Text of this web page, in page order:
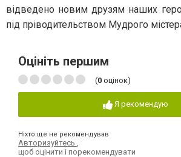
відведено новим друзям наших
під пріводительством Мудрого
Оцініть першим
(0 оцінок)
Я рекомендую
Ніхто ще не рекомендував
Авторизуйтесь
щоб оцінити і порекомендувати